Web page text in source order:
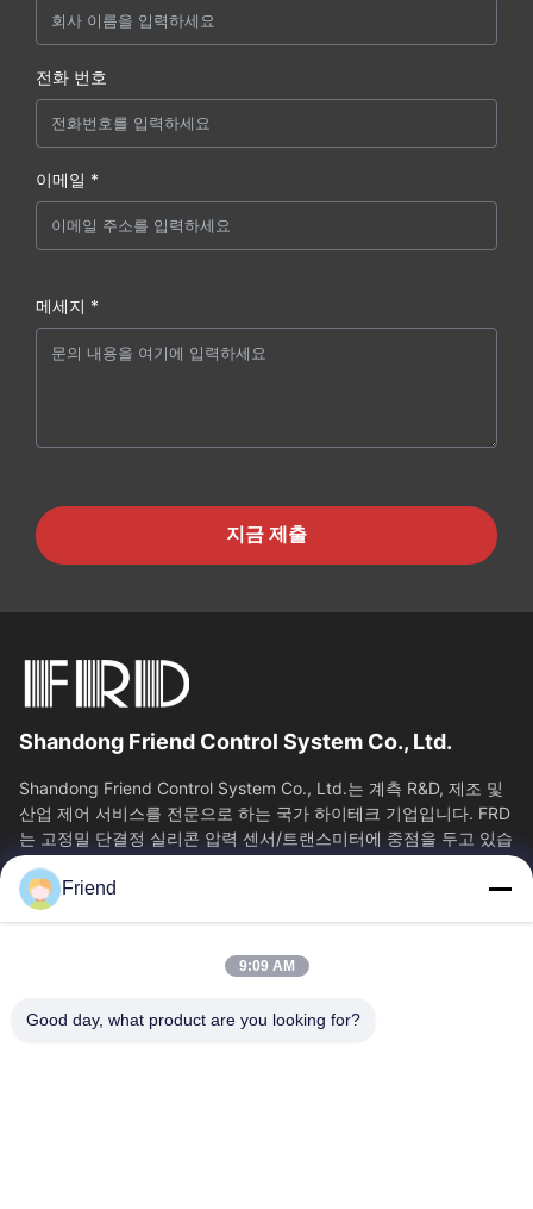
전화 번호
이메일 *
메세지 *
지금 제출
Shandong Friend Control System Co., Ltd.
Shandong Friend Control System Co., Ltd.는 계측 R&D, 제조 및
산업 제어 서비스를 전문으로 하는 국가 하이테크 기업입니다. FRD
는 고정밀 단결정 실리콘 압력 센서/트랜스미터에 중점을 두고 있습
니다. 클래스 0.05...
빠른 링크
회사 소개
공장 투어
품질 관리
Friend
9:09 AM
Good day, what product are you looking for?